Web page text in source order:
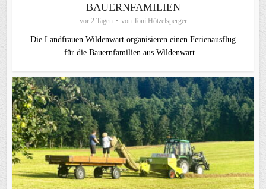
BAUERNFAMILIEN
vor 2 Tagen von Toni Hötzelsperger
Die Landfrauen Wildenwart organisieren einen Ferienausflug
für die Bauernfamilien aus Wildenwart...